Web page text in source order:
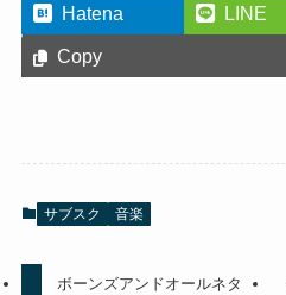
Hatena
LINE
Copy
サブスク 音楽
ボーンズアンドオールネタ